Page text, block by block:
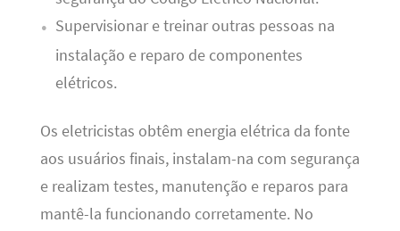
Supervisionar e treinar outras pessoas na
instalação e reparo de componentes
elétricos.
Os eletricistas obtêm energia elétrica da fonte
aos usuários finais, instalam-na com segurança
e realizam testes, manutenção e reparos para
mantê-la funcionando corretamente. No